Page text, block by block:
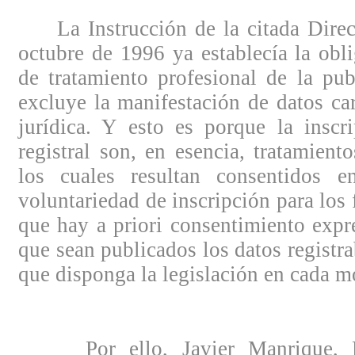
La Instrucción de la citada
octubre de 1996 ya establecía la
de tratamiento profesional de la
excluye la manifestación de datos
jurídica. Y esto es porque la
registral son, en esencia,
los cuales resultan consentidos
voluntariedad de inscripción para
que hay a priori consentimiento
que sean publicados los datos
que disponga la legislación en cada
Por ello, Javier Manrique,